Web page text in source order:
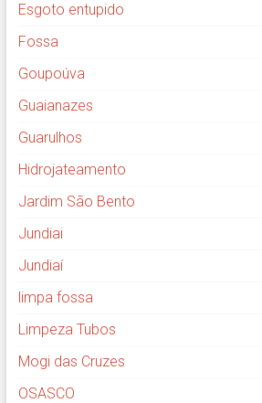
Esgoto entupido
Fossa
Goupoúva
Guaianazes
Guarulhos
Hidrojateamento
Jardim São Bento
Jundiai
Jundiaí
limpa fossa
Limpeza Tubos
Mogi das Cruzes
OSASCO